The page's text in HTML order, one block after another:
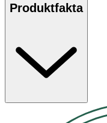
Produktfakta